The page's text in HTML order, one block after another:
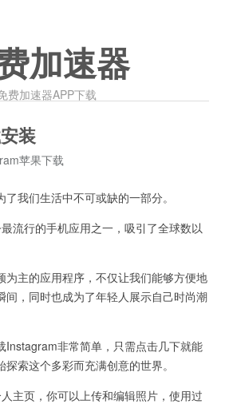
加速器
费加速器APP下载
装
苹果下载
我们生活中不可或缺的一部分。
行的手机应用之一，吸引了全球数以
主的应用程序，不仅让我们能够方便地
间，同时也成为了年轻人展示自己时尚潮
非常简单，只需点击几下就能
索这个多彩而充满创意的世界。
页，你可以上传和编辑照片，使用过